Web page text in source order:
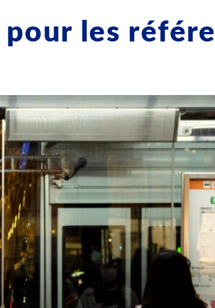
les